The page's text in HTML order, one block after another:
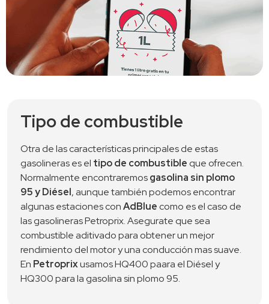
Tipo de combustible
Otra de las características principales de estas
gasolineras es el tipo de combustible que ofrecen.
Normalmente encontraremos gasolina sin plomo
95 y Diésel, aunque también podemos encontrar
algunas estaciones con AdBlue como es el caso de
las gasolineras Petroprix. Asegurate que sea
combustible aditivado para obtener un mejor
rendimiento del motor y una conducción mas suave.
En Petroprix usamos HQ400 paara el Diésel y
HQ300 para la gasolina sin plomo 95.